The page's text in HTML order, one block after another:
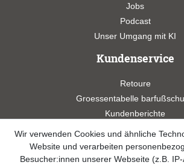
Jobs
Podcast
Unser Umgang mit KI
Kundenservice
Retoure
Groessentabelle
Kundenberichte
Videos
Wir verwenden Cookies und ähnliche
Website und verarbeiten
Besucher:innen unserer Webseite (z.B.